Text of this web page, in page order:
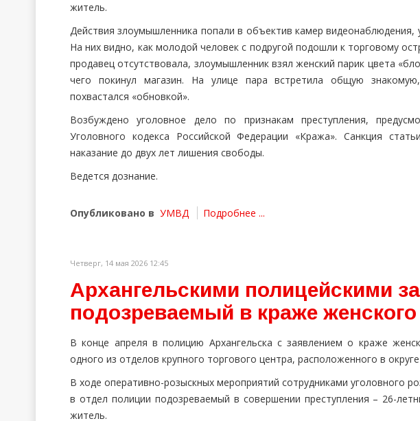
житель.
Действия злоумышленника попали в объектив камер видеонаблюдения,
На них видно, как молодой человек с подругой подошли к торговому
продавец отсутствовала, злоумышленник взял женский парик цвета
чего покинул магазин. На улице пара встретила общую
похвастался «обновкой».
Возбуждено уголовное дело по признакам преступления,
Уголовного кодекса Российской Федерации «Кража». Санкция
наказание до двух лет лишения свободы.
Ведется дознание.
Опубликовано в УМВД Подробнее ...
Четверг, 14 мая 2026 12:45
Архангельскими полицейскими
подозреваемый в краже
В конце апреля в полицию Архангельска с заявлением о краже
одного из отделов крупного торгового центра, расположенного в
В ходе оперативно-розыскных мероприятий сотрудниками уголовного
в отдел полиции подозреваемый в совершении преступления – 26-
житель.